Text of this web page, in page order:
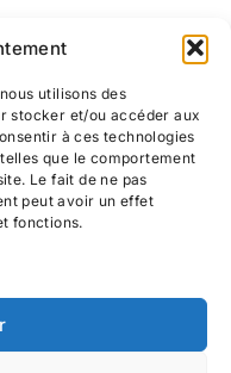
utilisons des
stocker et/ou accéder aux
à ces technologies
que le comportement
Le fait de ne pas
peut avoir un effet
fonctions.
et travaillent
du sol
allez y les yeux
du travail